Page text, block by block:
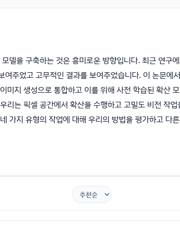
델을 구축하는 것은 흥미로운 방향입니다. 최근 연구
주었고 고무적인 결과를 보여주었습니다. 이 논문에
미지 생성으로 통합하고 이를 위해 사전 학습된 확산
리는 픽셀 공간에서 확산을 수행하고 고밀도 비전 작
가지 유형의 작업에 대해 우리의 방법을 평가하고 다